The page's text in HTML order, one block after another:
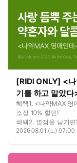
[RIDI ONLY] <
기를 하고 말았다
혜택1. <나약MAX 영
소장 10% 할인!
혜택2. 별점을 남기
2026.08.01.(토) 07:00